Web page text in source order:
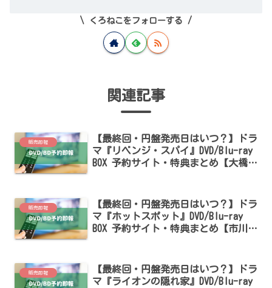
くろねこをフォローする
関連記事
販売即報
【最終回・円盤発売日はいつ？】ドラ
マ『リベンジ・スパイ』DVD/Blu-ray
BOX 予約サイト・特典まとめ【大橋和
販売即報
【最終回・円盤発売日はいつ？】ドラ
マ『ホットスポット』DVD/Blu-ray
BOX 予約サイト・特典まとめ【市川実
販売即報
【最終回・円盤発売日はいつ？】ドラ
マ『ライオンの隠れ家』DVD/Blu-ray